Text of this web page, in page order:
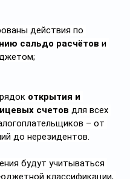
действия по
сальдо расчётов и
открытия и
счетов для всех
– от
до нерезидентов.
будут учитываться
классификации,